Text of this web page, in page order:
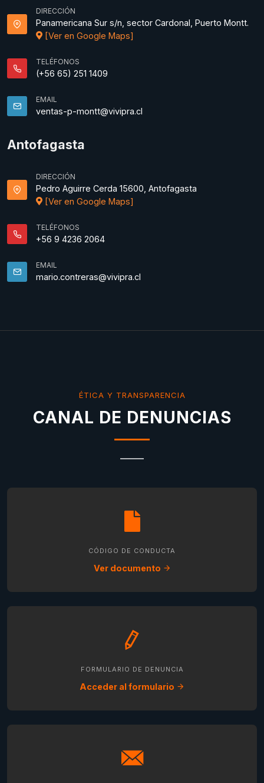
DIRECCIÓN
Panamericana Sur s/n, sector Cardonal, Puerto Montt.
[Ver en Google Maps]
TELÉFONOS
(+56 65) 251 1409
EMAIL
ventas-p-montt@vivipra.cl
Antofagasta
DIRECCIÓN
Pedro Aguirre Cerda 15600, Antofagasta
[Ver en Google Maps]
TELÉFONOS
+56 9 4236 2064
EMAIL
mario.contreras@vivipra.cl
ÉTICA Y TRANSPARENCIA
CANAL DE DENUNCIAS
CÓDIGO DE CONDUCTA
Ver documento
FORMULARIO DE DENUNCIA
Acceder al formulario